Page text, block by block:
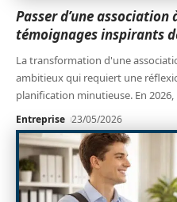
Passer d’une
témoignages inspirants
La transformation d'une
ambitieux qui requiert une
planification minutieuse. En
Entreprise 23/05/2026